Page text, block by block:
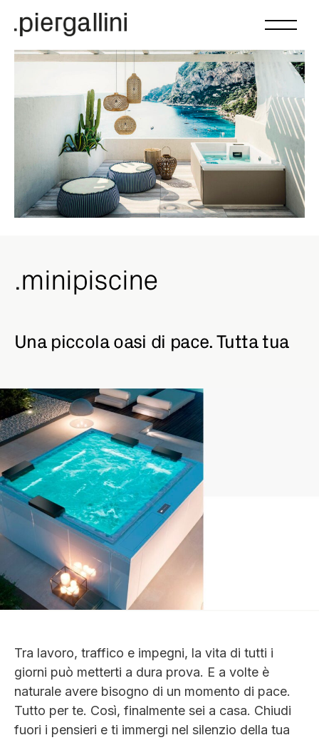
.minipiscine
Una piccola oasi di pace. Tutta tua
Tra lavoro, traffico e impegni, la vita di tutti i
giorni può metterti a dura prova. E a volte è
naturale avere bisogno di un momento di pace.
Tutto per te. Così, finalmente sei a casa. Chiudi
fuori i pensieri e ti immergi nel silenzio della tua